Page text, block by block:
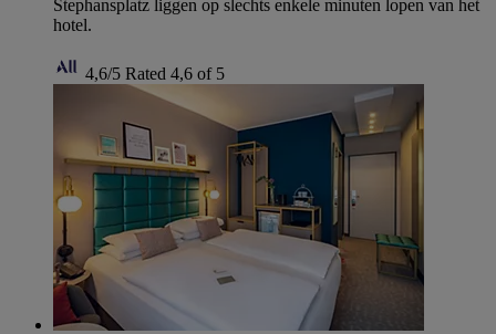
Stephansplatz liggen op slechts enkele minuten lopen van het
hotel.
4,6/5 Rated 4,6 of 5